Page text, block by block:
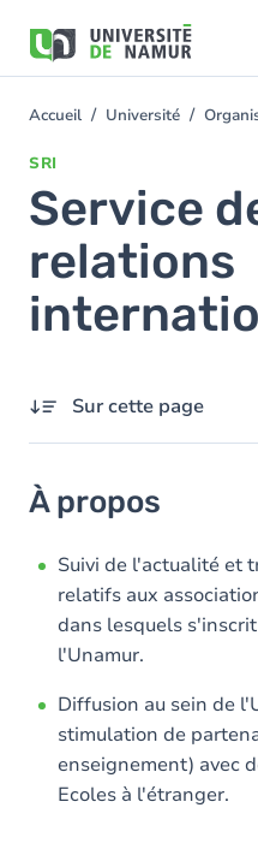
contenu
You
Accueil Université
SRI
Service
relations
Sur cette page
Contact
Membres
À propos
Suivi de l'actualité et
relatifs aux
dans lesquels
l'Unamur.
Diffusion au sein de
stimulation de
enseignement) avec
Ecoles à l'étranger.